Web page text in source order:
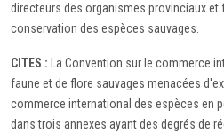
directeurs des organismes provinciaux et
conservation des espèces sauvages.
CITES : La Convention sur le commerce
faune et de flore sauvages menacées
commerce international des espèces en
dans trois annexes ayant des degrés de